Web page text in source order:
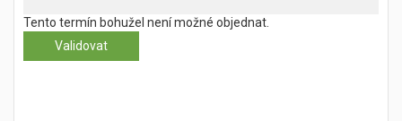
Tento termín bohužel není možné objednat.